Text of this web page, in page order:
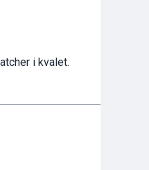
i kvalet.